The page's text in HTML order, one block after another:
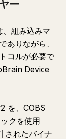
ー
組み込みマ
ありながら、
コルが必要で
Device
を、COBS
クを使用
されたバイナ